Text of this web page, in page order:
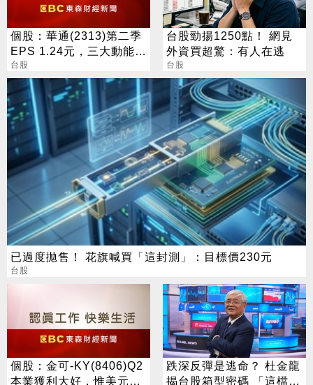
個股：華通(2313)第二季
EPS 1.24元，三大動能加
持，營運展望逐季向上
台股
台股勁揚1250點！ 網見
外資買超驚：有人在逃
台股
已過度拋售！ 花旗喊買「這封測」：目標價230元
台股
個股：金可-KY(8406)Q2
本業獲利大好，惟美元升
跌深反彈是逃命？ 杜金龍
揭台股箱型密碼 「這檔」